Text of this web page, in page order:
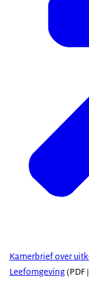
Kamerbrief over
Leefomgeving(PDF